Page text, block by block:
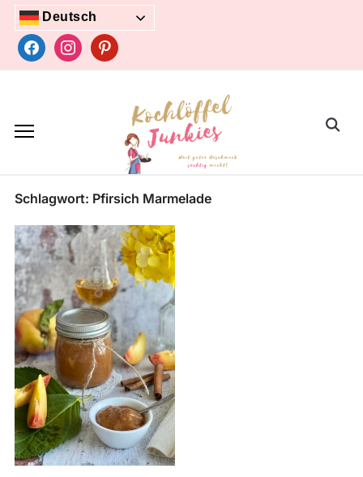
Skip
content
Deutsch
facebookinstagrampinterest
Search
Schlagwort: Pfirsich Marmelade